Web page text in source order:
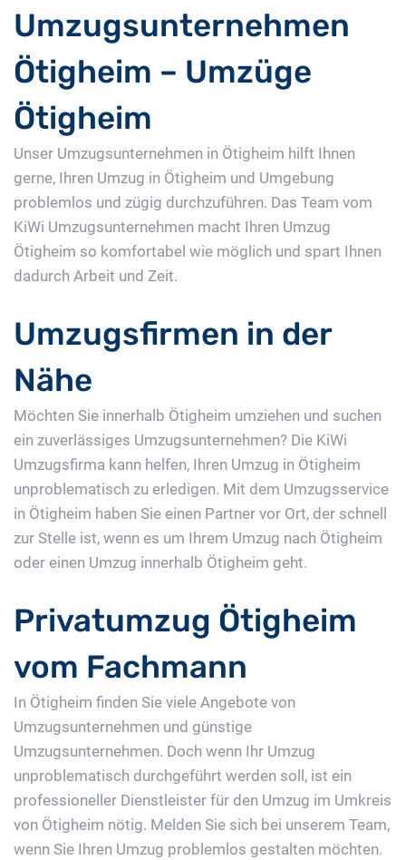
Umzugsunternehmen
Ötigheim – Umzüge
Ötigheim
Unser Umzugsunternehmen in Ötigheim hilft Ihnen
gerne, Ihren Umzug in Ötigheim und Umgebung
problemlos und zügig durchzuführen. Das Team vom
KiWi Umzugsunternehmen macht Ihren Umzug
Ötigheim so komfortabel wie möglich und spart Ihnen
dadurch Arbeit und Zeit.
Umzugsfirmen in der
Nähe
Möchten Sie innerhalb Ötigheim umziehen und suchen
ein zuverlässiges Umzugsunternehmen? Die KiWi
Umzugsfirma kann helfen, Ihren Umzug in Ötigheim
unproblematisch zu erledigen. Mit dem Umzugsservice
in Ötigheim haben Sie einen Partner vor Ort, der schnell
zur Stelle ist, wenn es um Ihrem Umzug nach Ötigheim
oder einen Umzug innerhalb Ötigheim geht.
Privatumzug Ötigheim
vom Fachmann
In Ötigheim finden Sie viele Angebote von
Umzugsunternehmen und günstige
Umzugsunternehmen. Doch wenn Ihr Umzug
unproblematisch durchgeführt werden soll, ist ein
professioneller Dienstleister für den Umzug im Umkreis
von Ötigheim nötig. Melden Sie sich bei unserem Team,
wenn Sie Ihren Umzug problemlos gestalten möchten.